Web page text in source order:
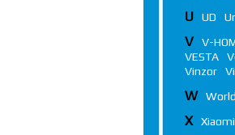
U UD
V V-
VESTA
Vinzor
W
X Xiaomi